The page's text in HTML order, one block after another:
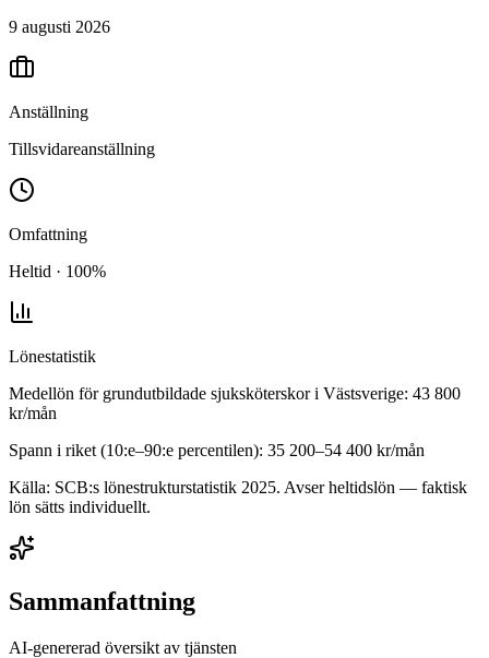
9 augusti 2026
Anställning
Tillsvidareanställning
Omfattning
Heltid · 100%
Lönestatistik
Medellön för grundutbildade sjuksköterskori Västsverige: 43 800
kr/mån
Spann i riket (10:e–90:e percentilen): 35 200–54 400 kr/mån
Källa: SCB:s lönestrukturstatistik 2025. Avser heltidslön — faktisk
lön sätts individuellt.
Sammanfattning
AI-genererad översikt av tjänsten